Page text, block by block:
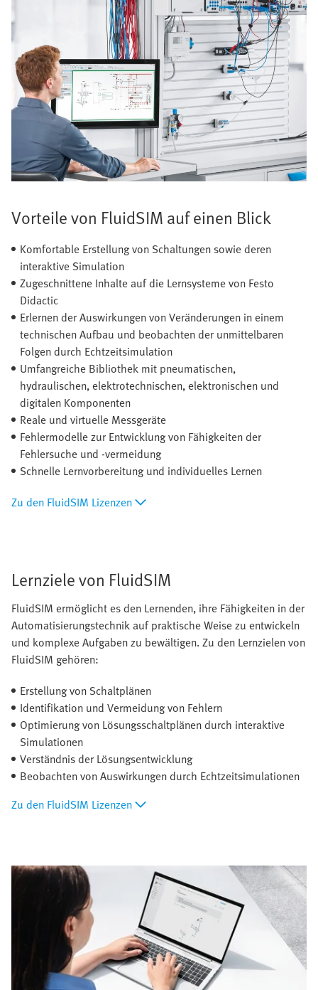
Vorteile von FluidSIM auf einen Blick
Komfortable Erstellung von Schaltungen sowie deren
interaktive Simulation
Zugeschnittene Inhalte auf die Lernsysteme von Festo
Didactic
Erlernen der Auswirkungen von Veränderungen in einem
technischen Aufbau und beobachten der unmittelbaren
Folgen durch Echtzeitsimulation
Umfangreiche Bibliothek mit pneumatischen,
hydraulischen, elektrotechnischen, elektronischen und
digitalen Komponenten
Reale und virtuelle Messgeräte
Fehlermodelle zur Entwicklung von Fähigkeiten der
Fehlersuche und -vermeidung
Schnelle Lernvorbereitung und individuelles Lernen
Zu den FluidSIM Lizenzen
Lernziele von FluidSIM
FluidSIM ermöglicht es den Lernenden, ihre Fähigkeiten in der
Automatisierungstechnik auf praktische Weise zu entwickeln
und komplexe Aufgaben zu bewältigen. Zu den Lernzielen von
FluidSIM gehören:
Erstellung von Schaltplänen
Identifikation und Vermeidung von Fehlern
Optimierung von Lösungsschaltplänen durch interaktive
Simulationen
Verständnis der Lösungsentwicklung
Beobachten von Auswirkungen durch Echtzeitsimulationen
Zu den FluidSIM Lizenzen